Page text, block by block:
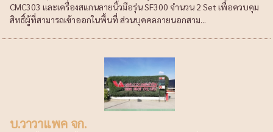
CMC303 และเครื่องสแกนลายนิ้วมือรุ่น SF300 จำนวน 2 Set เพื่อควบคุม
สิทธิ์ผู้ที่สามารถเข้าออกในพื้นที่ ส่วนบุคคลภายนอกสาม...
บ.วาวาแพค จก.